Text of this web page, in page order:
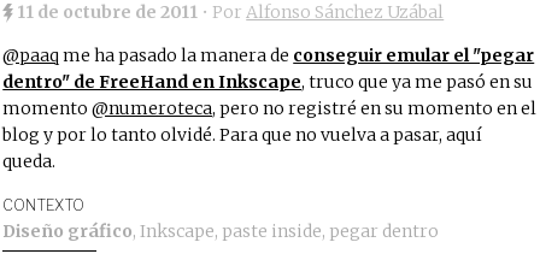
11 de octubre de 2011 • PorAlfonso Sánchez Uzábal
@paaq me ha pasado la manera de conseguir emular el "pegar
dentro" de FreeHand en Inkscape, truco que ya me pasó en su
momento@numeroteca, pero no registré en su momento en el
blog y por lo tanto olvidé. Para que no vuelva a pasar, aquí
queda.
CONTEXTO
Diseño gráfico,Inkscape, paste inside, pegar dentro